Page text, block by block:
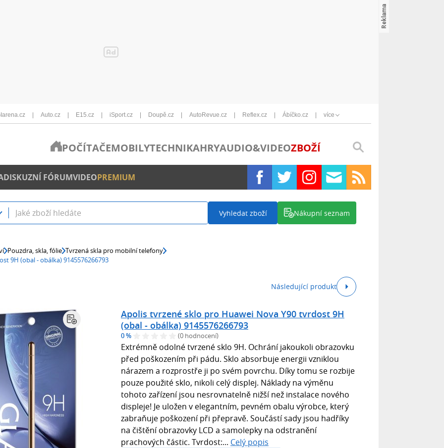
Auto.cz E15.cz iSport.cz Doupě.cz AutoRevue.cz Reflex.cz Ábíčko.cz více
POČÍTAČEMOBILYTECHNIKAHRYAUDIO&VIDEOZBOŽÍ
DISKUZNÍ FÓRUMVIDEOPREMIUM
Vyhledat zboží Nákupní seznam
Pouzdra, skla, fólie Tvrzená skla pro mobilní telefony
9H (obal - obálka) 9145576266793
Následující produkt
Apolis tvrzené sklo pro Huawei Nova Y90 tvrdost 9H
(obal - obálka) 9145576266793
0 % (0 hodnocení)
Extrémně odolné tvrzené sklo 9H. Ochrání jakoukoli obrazovku
před poškozením při pádu. Sklo absorbuje energii vzniklou
nárazem a rozprostře ji po svém povrchu. Díky tomu se rozbije
pouze použité sklo, nikoli celý displej. Náklady na výměnu
tohoto zařízení jsou nesrovnatelně nižší než instalace nového
displeje! Je uložen v elegantním, pevném obalu výrobce, který
zabraňuje poškození při přepravě. Součástí sady jsou hadříky
na čištění obrazovky LCD a samolepky na odstranění
prachových částic. Tvrdost:... Celý popis